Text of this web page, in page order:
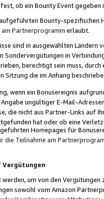
ob ein Bounty Event
Bounty-spezifischen
Partnerprogramm erlaubt.
sind in ausgewählten Ländern
Sondervergütungen in
berechtigt sein muss,
Sitzung die im Anhang
wenn ein Bonusereignis
ungültiger E-Mail-
die nicht aus Partner-Links auf
hat oder ob eine
Homepages für
die Teilnahme am
Vergütungen
um von den
sowohl vom Amazon